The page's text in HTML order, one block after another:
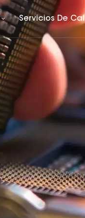
Servicios De